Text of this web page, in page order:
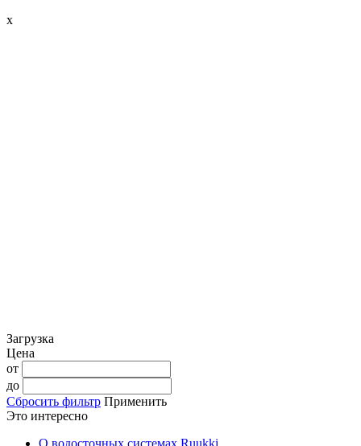
x
Загрузка
Цена
от
до
Сбросить фильтр Применить
Это интересно
О водосточных системах Ruukki